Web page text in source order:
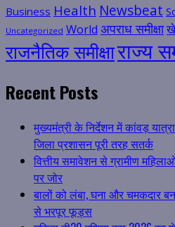
Business Health Newsbeat
Uncategorized World अपराध समीक्षा
राजनैतिक समीक्षाराज्य
Recent Posts
मुख्यमंत्री के निर्देशन में कांवड़
जिला प्रशासन पूरी तरह सतर्क
वित्तीय समावेशन से ग्रामीण
पर जोर
बालों को लंबा, घना और चमकदार
से भरपूर फूड्स